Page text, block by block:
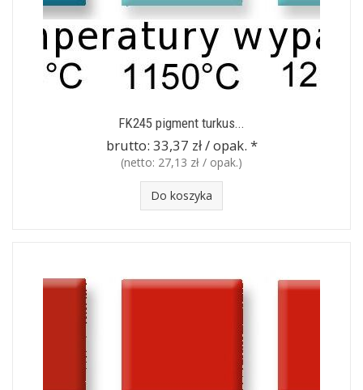
FK245 pigment turkus...
brutto: 33,37 zł / opak. *
(netto: 27,13 zł / opak.)
Do koszyka